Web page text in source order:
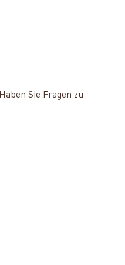
Sie Fragen zu